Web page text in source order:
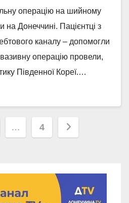
операцію на шийному
на Донеччині. Пацієнтці з
каналу – допомогли
операцію провели,
Південної Кореї.…
… 4